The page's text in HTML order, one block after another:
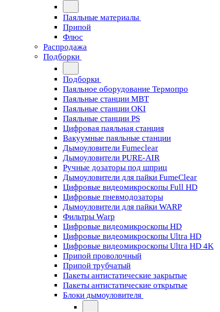
Паяльные материалы
Припой
Флюс
Распродажа
Подборки
Подборки
Паяльное оборудование Термопро
Паяльные станции MBT
Паяльные станции OKI
Паяльные станции PS
Цифровая паяльная станция
Вакуумные паяльные станции
Дымоуловители Fumeclear
Дымоуловители PURE-AIR
Ручные дозаторы под шприц
Дымоуловители для пайки FumeClear
Цифровые видеомикроскопы Full HD
Цифровые пневмодозаторы
Дымоуловители для пайки WARP
Фильтры Warp
Цифровые видеомикроскопы HD
Цифровые видеомикроскопы Ultra HD
Цифровые видеомикроскопы Ultra HD 4K
Припой проволочный
Припой трубчатый
Пакеты антистатические закрытые
Пакеты антистатические открытые
Блоки дымоуловителя